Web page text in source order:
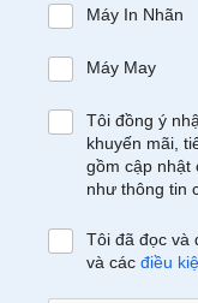
Máy In Nhãn
Máy May
Tôi đồng ý
khuyến mãi,
gồm cập nhật
như thông tin
Tôi đã đọc và
và các điều